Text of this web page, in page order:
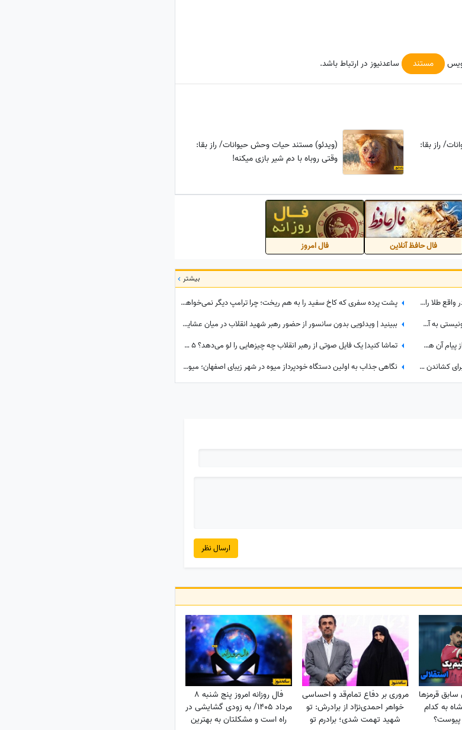
مستند ساعدنیوز در ارتباط باشد.
راز بقا:
(ویدئو) مستند حیات وحش حیوانات/ راز بقا:
وقتی روباه با دم شیر بازی میکنه!
فال حافظ آنلاین فال امروز
بیشتر
ببینید| چرا هر بار که سیم‌کارت قدیمی‌تان را دور می‌اندازید، در واقع طلا را دور ریخته‌اید؟
پشت پرده سفری که کاخ سفید را به هم ریخت؛ چرا ترامپ دیگر نمی‌خواهد نتانیاهو را ببیند؟
ببینید| تله‌ای که ایران برای ترامپ پهن کرد و اینترنشنالِ صهیونیستی به آن اعتراف کرد!
ببینید | ویدئویی بدون سانسور از حضور رهبر شهید انقلاب در میان عشایر؛ تُرکی حرف زدن آقا را دیده بودید؟
ویدیوی تازه کاخ سفید درباره جنگ؛ کاربران دنبال رمزگشایی از پیام آن هستند
تماشا کنید| یک فایل صوتی از رهبر انقلاب چه چیزهایی را لو می‌دهد؟ 5 سرنخ پنهان در یک صدا که چیزی از آن نمی‌دانستید
ببینید| آیا ترامپ دوباره فریب می‌خورد؟ قمار مرگبار نتانیاهو برای کشاندن آمریکا به باتلاق جنگ با ایران!
نگاهی جذاب به اولین دستگاه خودپرداز میوه در شهر زیبای اصفهان؛ میوه‌های بسته بندی شده و خوش‌رنگ فقط با یه کارت کشیدن به دستتون میرسه+ویدیو/ عجب تکنولوژی باحالی😍
ارسال نظر
قرمزها
به کدام
پیوست؟
مروری بر دفاع تمام‌قد و احساسی
خواهر احمدی‌نژاد از برادرش: تو
شهید تهمت شدی؛ برادرم تو
فال روزانه امروز پنج شنبه 8
مرداد 1405/ به زودی گشایشی در
راه است و مشکلتان به بهترین